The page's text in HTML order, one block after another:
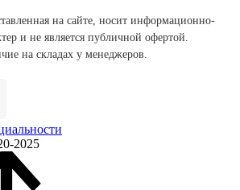
на сайте, носит информационно-
и не является публичной офертой.
на складах у менеджеров.
2025